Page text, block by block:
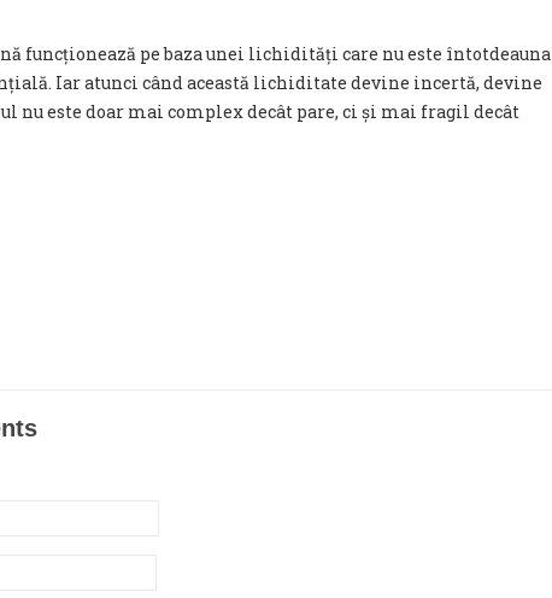
funcționează pe baza unei lichidități care nu este întotdeauna
Iar atunci când această lichiditate devine incertă, devine
nu este doar mai complex decât pare, ci și mai fragil decât